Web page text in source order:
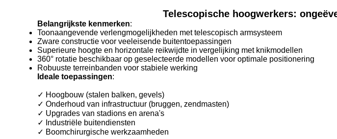
Telescopische hoogwerkers:
Belangrijkste kenmerken:
Toonaangevende verlengmogelijkheden met telescopisch armsysteem
Zware constructie voor veeleisende buitentoepassingen
Superieure hoogte en horizontale reikwijdte in vergelijking met knikmodellen
360° rotatie beschikbaar op geselecteerde modellen voor optimale positionering
Robuuste terreinbanden voor stabiele werking
Ideale toepassingen:
✓ Hoogbouw (stalen balken, gevels)
✓ Onderhoud van infrastructuur (bruggen, zendmasten)
✓ Upgrades van stadions en arena's
✓ Industriële buitendiensten
✓ Boomchirurgische werkzaamheden